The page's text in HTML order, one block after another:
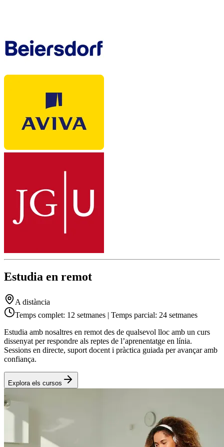
Estudia en remot
A distància
Temps complet: 12 setmanes | Temps parcial: 24 setmanes
Estudia amb nosaltres en remot des de qualsevol lloc amb un curs
dissenyat per respondre als reptes de l’aprenentatge en línia.
Sessions en directe, suport docent i pràctica guiada per avançar amb
confiança.
Explora els cursos